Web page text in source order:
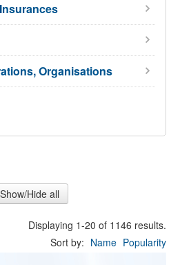
Organisations
Show/Hide all
Displaying 1-20 of 1146 results.
Sort by: Name Popularity